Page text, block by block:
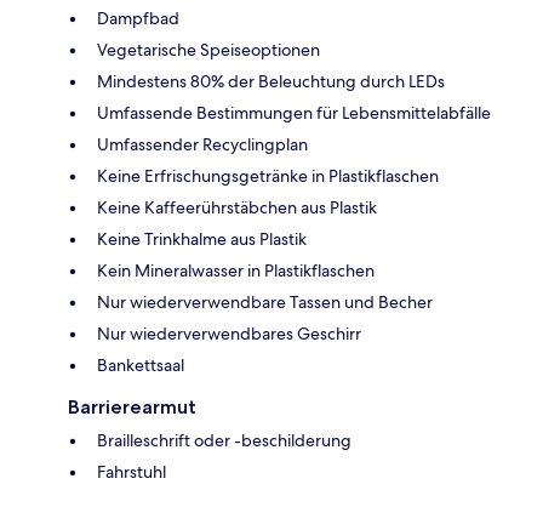
Dampfbad
Vegetarische Speiseoptionen
Mindestens 80% der Beleuchtung durch LEDs
Umfassende Bestimmungen für Lebensmittelabfälle
Umfassender Recyclingplan
Keine Erfrischungsgetränke in Plastikflaschen
Keine Kaffeerührstäbchen aus Plastik
Keine Trinkhalme aus Plastik
Kein Mineralwasser in Plastikflaschen
Nur wiederverwendbare Tassen und Becher
Nur wiederverwendbares Geschirr
Bankettsaal
Barrierearmut
Brailleschrift oder -beschilderung
Fahrstuhl